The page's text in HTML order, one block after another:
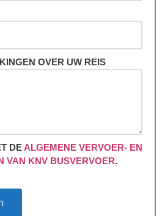
OVER UW REIS
DEALGEMENE VERVOER- EN
VAN KNV BUSVERVOER.